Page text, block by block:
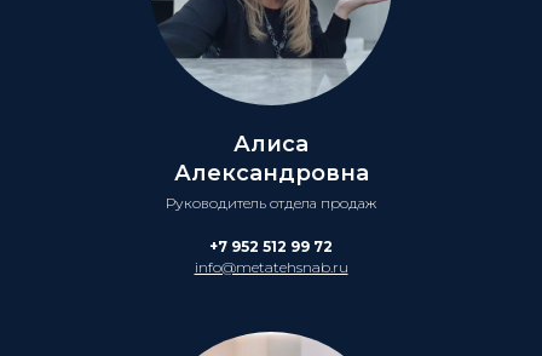
Алиса
Александровна
Руководитель отдела продаж
+7 952 512 99 72
info@metatehsnab.ru